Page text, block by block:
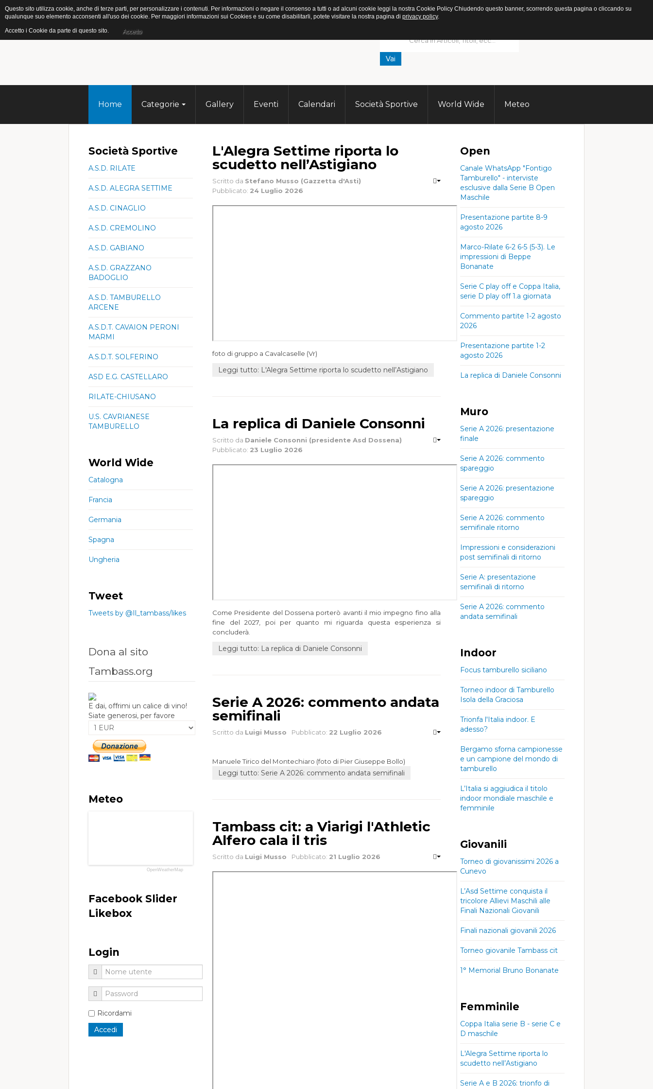
Vai
Home Categorie Gallery Eventi Calendari Società Sportive World Wide Meteo
L'Alegra Settime riporta lo
scudetto nell’Astigiano
Scritto da Stefano Musso (Gazzetta d'Asti)
Pubblicato: 24 Luglio 2026
foto di gruppo a Cavalcaselle (Vr)
Leggi tutto: L'Alegra Settime riporta lo scudetto nell’Astigiano
La replica di Daniele Consonni
Scritto da Daniele Consonni (presidente Asd Dossena)
Pubblicato: 23 Luglio 2026
Come Presidente del Dossena porterò avanti il mio impegno fino alla
fine del 2027, poi per quanto mi riguarda questa esperienza si
concluderà.
Leggi tutto: La replica di Daniele Consonni
Serie A 2026: commento andata
semifinali
Scritto da Luigi Musso Pubblicato: 22 Luglio 2026
Manuele Tirico del Montechiaro (foto di Pier Giuseppe Bollo)
Leggi tutto: Serie A 2026: commento andata semifinali
Tambass cit: a Viarigi l'Athletic
Alfero cala il tris
Scritto da Luigi Musso Pubblicato: 21 Luglio 2026
Società Sportive
A.S.D. RILATE
A.S.D. ALEGRA SETTIME
A.S.D. CINAGLIO
A.S.D. CREMOLINO
A.S.D. GABIANO
A.S.D. GRAZZANO
BADOGLIO
A.S.D. TAMBURELLO
ARCENE
A.S.D.T. CAVAION PERONI
MARMI
A.S.D.T. SOLFERINO
ASD E.G. CASTELLARO
RILATE-CHIUSANO
U.S. CAVRIANESE
TAMBURELLO
World Wide
Catalogna
Francia
Germania
Spagna
Ungheria
Tweet
Tweets by @Il_tambass/likes
Dona al sito
Tambass.org
E dai, offrimi un calice di vino!
Siate generosi, per favore
Meteo
OpenWeatherMap
Facebook Slider
Likebox
Login
Ricordami
Open
Canale WhatsApp "Fontigo
Tamburello" - interviste
esclusive dalla Serie B Open
Maschile
Presentazione partite 8-9
agosto 2026
Marco-Rilate 6-2 6-5 (5-3). Le
impressioni di Beppe
Bonanate
Serie C play off e Coppa Italia,
serie D play off 1.a giornata
Commento partite 1-2 agosto
2026
Presentazione partite 1-2
agosto 2026
La replica di Daniele Consonni
Muro
Serie A 2026: presentazione
finale
Serie A 2026: commento
spareggio
Serie A 2026: presentazione
spareggio
Serie A 2026: commento
semifinale ritorno
Impressioni e considerazioni
post semifinali di ritorno
Serie A: presentazione
semifinali di ritorno
Serie A 2026: commento
andata semifinali
Indoor
Focus tamburello siciliano
Torneo indoor di Tamburello
Isola della Graciosa
Trionfa l'Italia indoor. E
adesso?
Bergamo sforna campionesse
e un campione del mondo di
tamburello
L’Italia si aggiudica il titolo
indoor mondiale maschile e
femminile
Giovanili
Torneo di giovanissimi 2026 a
Cunevo
L’Asd Settime conquista il
tricolore Allievi Maschili alle
Finali Nazionali Giovanili
Finali nazionali giovanili 2026
Torneo giovanile Tambass cit
1° Memorial Bruno Bonanate
Femminile
Coppa Italia serie B - serie C e
D maschile
L'Alegra Settime riporta lo
scudetto nell’Astigiano
Serie A e B 2026: trionfo di
Questo sito utilizza cookie, anche di terze parti, per personalizzare i contenuti. Per informazioni o negare il consenso a tutti o ad alcuni cookie leggi la nostra Cookie Policy Chiudendo questo banner, scorrendo questa pagina o cliccando su
qualunque suo elemento acconsenti all'uso dei cookie. Per maggiori informazioni sui Cookies e su come disabilitarli, potete visitare la nostra pagina di privacy policy.
Accetto i Cookie da parte di questo sito. Accetto